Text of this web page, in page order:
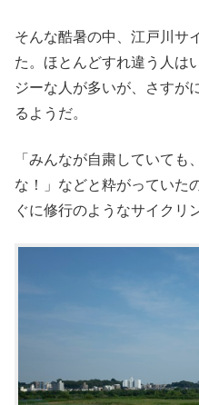
そんな酷暑の中、江戸川サ
た。ほとんどすれ違う人は
ジーな人が多いが、さすが
るようだ。
「みんなが自粛していて
な！」などと粋がっていた
ぐに修行のようなサイクリ